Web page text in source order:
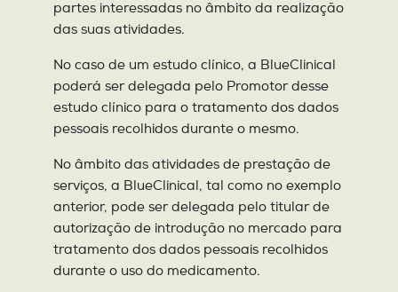
partes interessadas no âmbito da realização
das suas atividades.
No caso de um estudo clínico, a BlueClinical
poderá ser delegada pelo Promotor desse
estudo clínico para o tratamento dos dados
pessoais recolhidos durante o mesmo.
No âmbito das atividades de prestação de
serviços, a BlueClinical, tal como no exemplo
anterior, pode ser delegada pelo titular de
autorização de introdução no mercado para
tratamento dos dados pessoais recolhidos
durante o uso do medicamento.